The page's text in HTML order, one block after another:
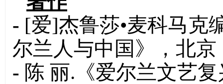
- [爱]杰鲁莎•麦科马克
尔兰人与中国》，北
- 陈 丽.《爱尔兰文艺